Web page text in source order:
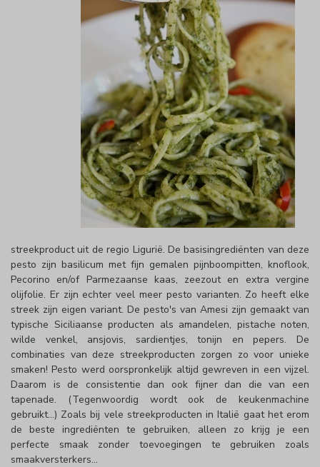
streekproduct uit de regio Ligurië. De basisingrediënten van deze
pesto zijn basilicum met fijn gemalen pijnboompitten, knoflook,
Pecorino en/of Parmezaanse kaas, zeezout en extra vergine
olijfolie. Er zijn echter veel meer pesto varianten. Zo heeft elke
streek zijn eigen variant. De pesto's van Amesi zijn gemaakt van
typische Siciliaanse producten als amandelen, pistache noten,
wilde venkel, ansjovis, sardientjes, tonijn en pepers. De
combinaties van deze streekproducten zorgen zo voor unieke
smaken! Pesto werd oorspronkelijk altijd gewreven in een vijzel.
Daarom is de consistentie dan ook fijner dan die van een
tapenade. (Tegenwoordig wordt ook de keukenmachine
gebruikt...) Zoals bij vele streekproducten in Italië gaat het erom
de beste ingrediënten te gebruiken, alleen zo krijg je een
perfecte smaak zonder toevoegingen te gebruiken zoals
smaakversterkers...